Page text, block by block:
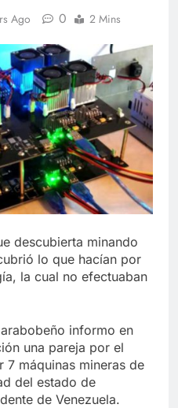
Ago 0 2 Mins
descubierta minando
lo que hacían por
la cual no efectuaban
informo en
una pareja por el
7 máquinas mineras de
del estado de
de Venezuela.